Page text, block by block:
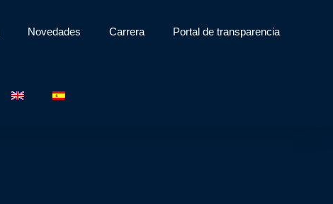
Novedades Carrera Portal de transparencia